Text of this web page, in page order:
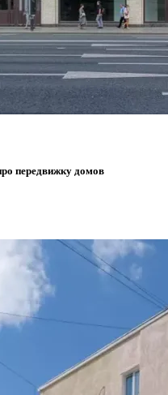
передвижку домов